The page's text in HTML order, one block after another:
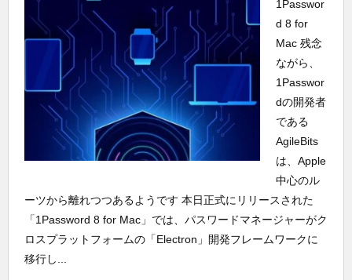
1Passwor
d 8 for
Mac 残念
ながら、
1Passwor
dの開発者
である
AgileBits
は、Apple
中心のル
ーツから離れつつあるようです 本日正式にリリースされた
「1Password 8 for Mac」では、パスワードマネージャーがク
ロスプラットフォームの「Electron」開発フレームワークに
移行し...